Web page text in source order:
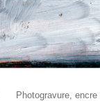
Photogravure,